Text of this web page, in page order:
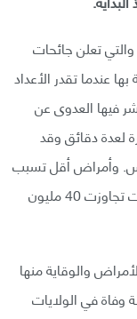
تعلن جائحات
عندما تقدر الأعداد
فيها العدوى عن
دقائق وقد
وأمراض أقل تسبب
وفيات تتجاوز المليون خلال ثمانية أشهر بإصابات تجاوزت 40 مليون
والوقاية منها
وفيات (218 ألف حالة وفاة في الولايات